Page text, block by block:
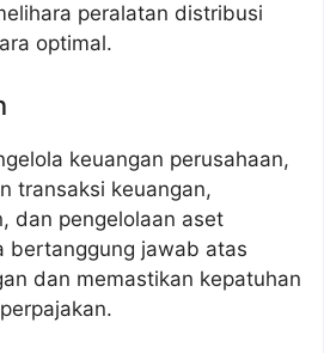
peralatan distribusi
optimal.
keuangan perusahaan,
transaksi keuangan,
dan pengelolaan aset
bertanggung jawab atas
dan memastikan kepatuhan